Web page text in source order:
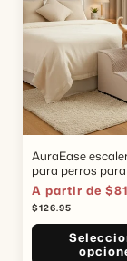
AuraEase
para perros
sofá
Precio
de
oferta
A partir de
$126.95